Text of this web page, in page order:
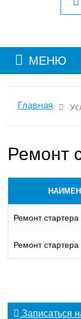
МЕНЮ
Главная
Ремонт
Ремонт стартера
Ремонт стартера
Записаться